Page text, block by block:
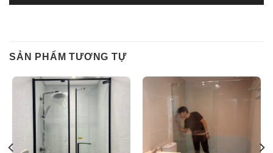
SẢN PHẨM TƯƠNG TỰ